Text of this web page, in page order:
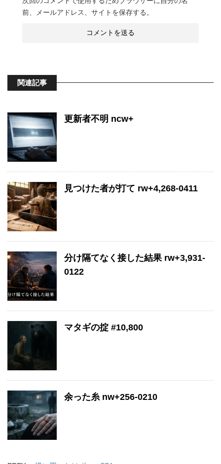
前、メールアドレス、サイトを保存する。
関連記事
更新者不明 ncw+
見つけた者が打て rw+4,268-0411
分け隔てなく接した結果 rw+3,931-
0122
マタギの掟 #10,800
余った糸 nw+256-0210